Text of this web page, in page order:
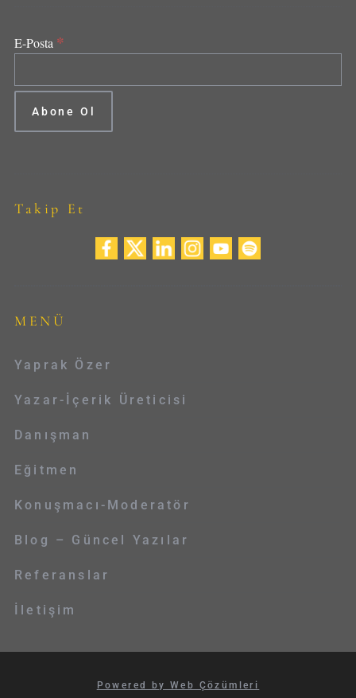
E-Posta *
Takip Et
MENÜ
Yaprak Özer
Yazar-İçerik Üreticisi
Danışman
Eğitmen
Konuşmacı-Moderatör
Blog – Güncel Yazılar
Referanslar
İletişim
Powered by Web Çözümleri